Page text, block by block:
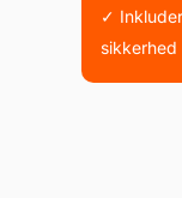
✓
sikkerhed​